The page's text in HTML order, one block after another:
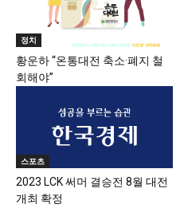
정치
황운하 “온통대전 축소·폐지 철
회해야”
스포츠
2023 LCK 써머 결승전 8월 대전
개최 확정